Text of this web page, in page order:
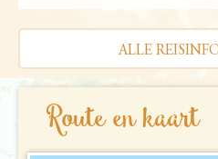
ALLE
Route en kaart